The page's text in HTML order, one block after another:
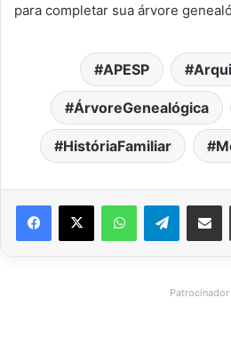
para completar sua árvore
APESP
ÁrvoreGenealógica
HistóriaFamiliar
WhatsAppTelegram
Patrocinador